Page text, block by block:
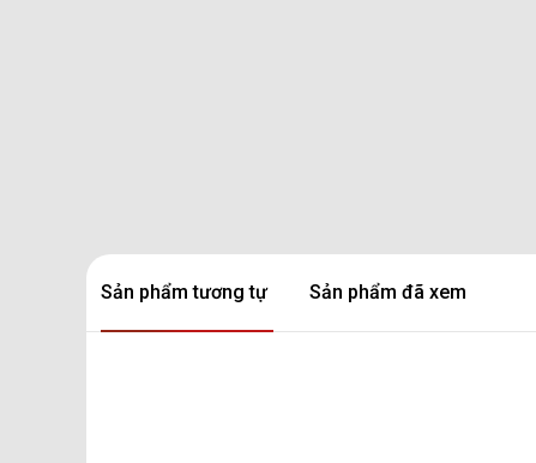
Sản phẩm tương tự Sản phẩm đã xem